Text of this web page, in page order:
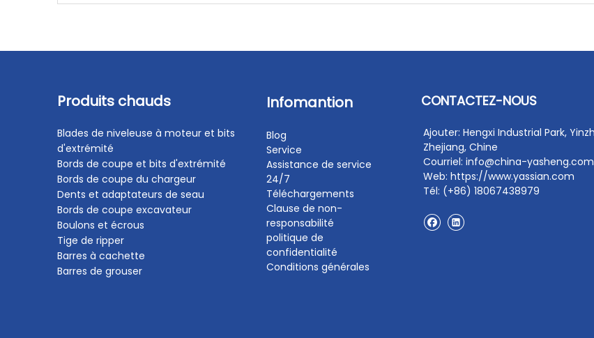
Produits chauds
Blades de niveleuse à moteur et bits
d'extrémité
Bords de coupe et bits d'extrémité
Bords de coupe du chargeur
Dents et adaptateurs de seau
Bords de coupe excavateur
Boulons et écrous
Tige de ripper
Barres à cachette
Barres de grouser
Infomantion
Blog
Service
Assistance de service
24/7
Téléchargements
Clause de non-
responsabilité
politique de
confidentialité
Conditions générales
CONTACTEZ-NOUS
Ajouter: Hengxi Industrial Park,
Zhejiang, Chine
Courriel: info@china-yasheng.com
Web: https://www.yassian.com
Tél: (+86) 18067438979